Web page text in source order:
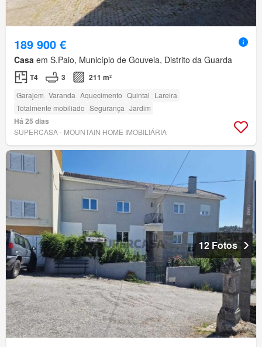
189 900 €
Casa em S.Paio, Município de Gouveia, Distrito da Guarda
T4 3 211 m²
Garajem Varanda Aquecimento Quintal Lareira
Totalmente mobiliado Segurança Jardim
Há 25 dias
SUPERCASA - MOUNTAIN HOME IMOBILIÁRIA
12 Fotos